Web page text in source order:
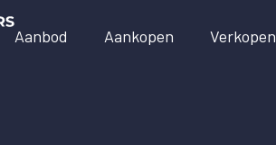
Aanbod Aankopen Verkopen